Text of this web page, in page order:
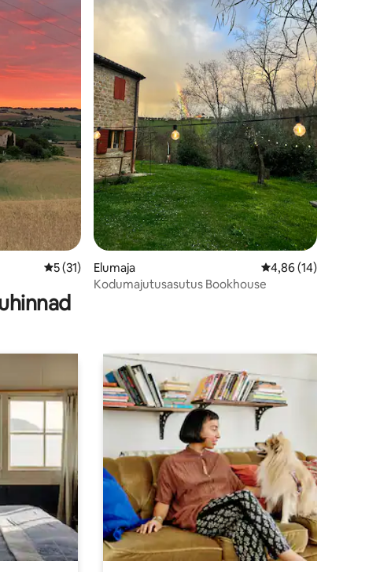
Keskmine hinnang 5/5, 31 hinnangut
5 (31)
Elumaja Keskmine hinnang
4,86 (14)
Kodumajutusasutus Bookhouse